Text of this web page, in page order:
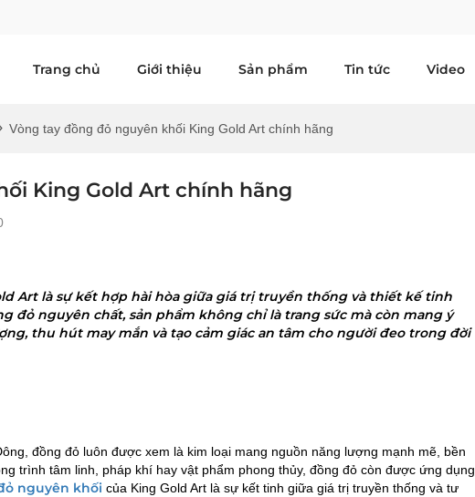
Trang chủ Giới thiệu Sản phẩm Tin tức Video
Vòng tay đồng đỏ nguyên khối King Gold Art chính hãng
King Gold Art chính hãng
Art là sự kết hợp hài hòa giữa giá trị truyền thống và thiết kế tinh
đỏ nguyên chất, sản phẩm không chỉ là trang sức mà còn mang ý
thu hút may mắn và tạo cảm giác an tâm cho người đeo trong đời
đồng đỏ luôn được xem là kim loại mang nguồn năng lượng mạnh mẽ, bền
trình tâm linh, pháp khí hay vật phẩm phong thủy, đồng đỏ còn được ứng dụng
nguyên khối của King Gold Art là sự kết tinh giữa giá trị truyền thống và tư